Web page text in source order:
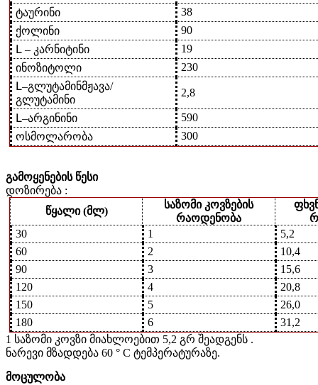
ტაურინი
38
ქოლინი
90
Լ – კარნიტინი
19
ინოზიტოლი
230
Լ–გლუტამინმჟავა/
გლუტამინი
2,8
Լ–არგინინი
590
ოსმოლარობა
300
გამოყენების წესი
დოზირება :
წყალი (მლ)
საზომი კოვზების
რაოდენობა
30
1
5,2
60
2
10,4
90
3
15,6
120
4
20,8
150
5
26,0
180
6
31,2
1 საზომი კოვზი მიახლოებით 5,2 გრ შეადგენს .
ნარევი მზადდება 60 ° C ტემპერატურაზე.
მოცულობა